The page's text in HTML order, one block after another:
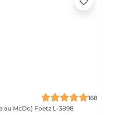
168
au McDo) Foetz L-3898